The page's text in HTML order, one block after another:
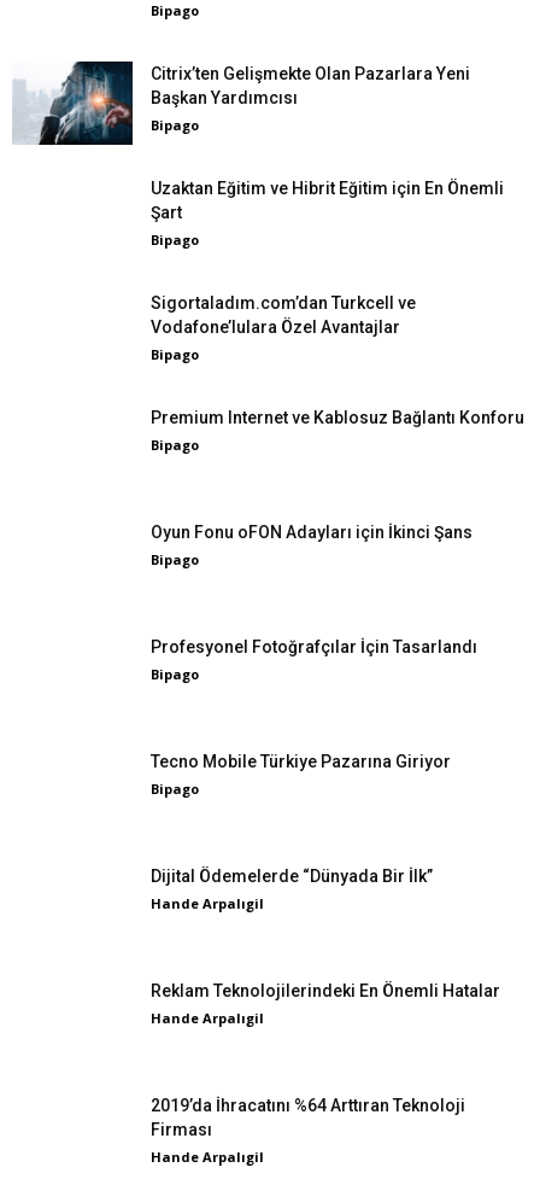
Bipago
Citrix’ten Gelişmekte Olan Pazarlara Yeni
Başkan Yardımcısı
Bipago
Uzaktan Eğitim ve Hibrit Eğitim için En Önemli
Şart
Bipago
Sigortaladım.com’dan Turkcell ve
Vodafone’lulara Özel Avantajlar
Bipago
Premium Internet ve Kablosuz Bağlantı Konforu
Bipago
Oyun Fonu oFON Adayları için İkinci Şans
Bipago
Profesyonel Fotoğrafçılar İçin Tasarlandı
Bipago
Tecno Mobile Türkiye Pazarına Giriyor
Bipago
Dijital Ödemelerde “Dünyada Bir İlk”
Hande Arpalıgil
Reklam Teknolojilerindeki En Önemli Hatalar
Hande Arpalıgil
2019’da İhracatını %64 Arttıran Teknoloji
Firması
Hande Arpalıgil